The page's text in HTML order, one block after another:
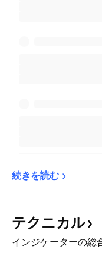
続きを読む
テクニカル
インジケーターの総